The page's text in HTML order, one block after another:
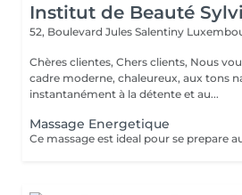
Institut de Beauté
52, Boulevard Jules Salentiny
Chères clientes, Chers clients, Nous vous recevons dans un
cadre moderne, chaleureux, aux tons
instantanément à la détente et au...
Massage Energetique